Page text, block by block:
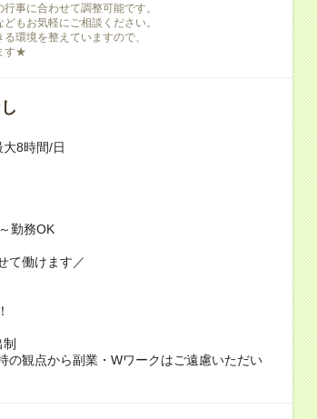
事に合わせて調整可能です。
もお気軽にご相談ください。
環境を整えていますので、
す★
8時間/日
勤務OK
て働けます／
観点から副業・Wワークはご遠慮いただい